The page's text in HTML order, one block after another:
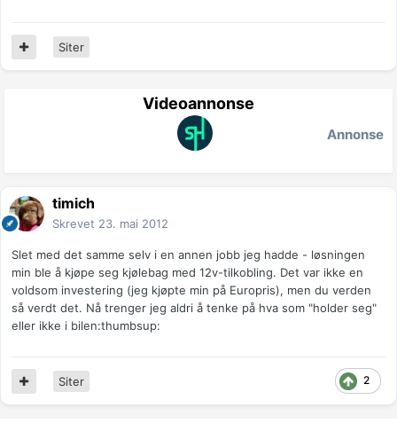
Siter
Videoannonse
Annonse
timich
Skrevet 23. mai 2012
Slet med det samme selv i en annen jobb jeg hadde - løsningen
min ble å kjøpe seg kjølebag med 12v-tilkobling. Det var ikke en
voldsom investering (jeg kjøpte min på Europris), men du verden
så verdt det. Nå trenger jeg aldri å tenke på hva som "holder seg"
eller ikke i bilen:thumbsup:
2
Siter